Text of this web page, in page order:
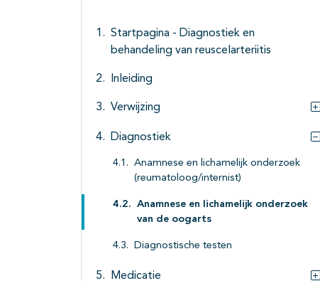
Startpagina - Diagnostiek en
behandeling van reuscelarteriitis
Inleiding
Verwijzing
Diagnostiek
Anamnese en lichamelijk onderzoek
(reumatoloog/internist)
Anamnese en lichamelijk onderzoek
van de oogarts
Diagnostische testen
Medicatie